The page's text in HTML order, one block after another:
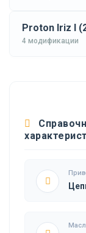
Proton Iriz I
4 модификации